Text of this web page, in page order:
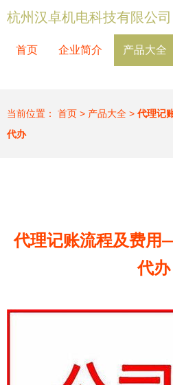
杭州汉卓机电科技有限公司
首页 企业简介 产品大全
当前位置： 首页 > 产品大全 > 代理记
代办
代理记账流程及费
代办